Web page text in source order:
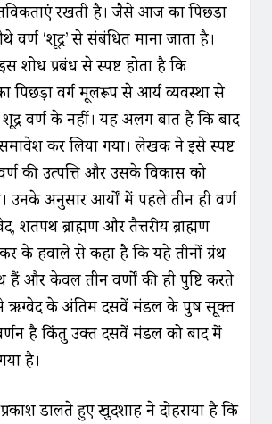
रखती है। जैसे आज का पिछड़ा
वर्ण ‘शूद्र’ से संबंधित माना जाता है।
शोध प्रबंध से स्पष्ट होता है कि
पिछड़ा वर्ग मूलरूप से आर्य व्यवस्था से
वर्ण के नहीं। यह अलग बात है कि बाद
कर लिया गया। लेखक ने इसे स्पष्ट
की उत्पत्ति और उसके विकास को
उनके अनुसार आर्यों में पहले तीन ही वर्ण
ब्राह्मण और तैत्तरीय ब्राह्मण
के हवाले से कहा है कि यहे तीनों ग्रंथ
हैं और केवल तीन वर्णों की ही पुष्टि करते
ऋग्वेद के अंतिम दसवें मंडल के पुरुष सूक्त
है किंतु उक्त दसवें मंडल को बाद में
है।
डालते हुए खुदशाह ने दोहराया है कि